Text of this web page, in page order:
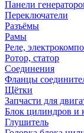
Панели
Переключатели
Разъёмы
Рамы
Реле,
Ротор, статор
Соединения
Фланцы
Щётки
Запчасти для
Блок цилиндров и
Глушитель